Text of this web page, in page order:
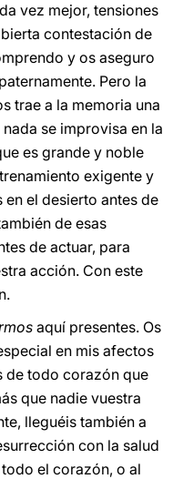
vez mejor, tensiones
contestación de
y os aseguro
Pero la
trae a la memoria una
se improvisa en la
es grande y noble
exigente y
el desierto antes de
de esas
de actuar, para
acción. Con este
aquí presentes. Os
en mis afectos
de todo corazón que
que nadie vuestra
lleguéis también a
con la salud
el corazón, o al